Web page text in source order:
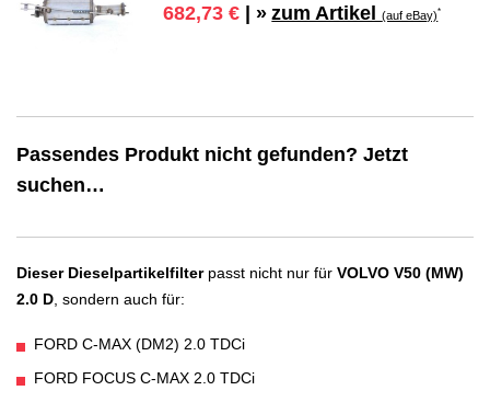
682,73 € | » zum Artikel(auf eBay)*
Passendes Produkt nicht gefunden? Jetzt
suchen…
Dieser Dieselpartikelfilterpasst nicht nur für VOLVO V50 (MW)
2.0 D , sondern auch für:
FORD C-MAX (DM2) 2.0 TDCi
FORD FOCUS C-MAX 2.0 TDCi